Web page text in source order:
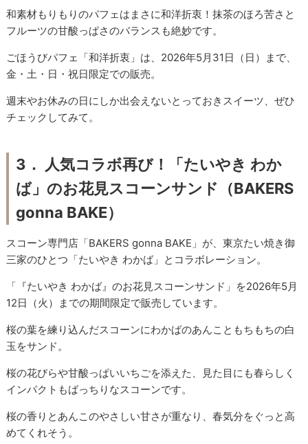
和素材もりもりのパフェはまさに和洋折衷！抹茶のほろ苦さと
フルーツの甘酸っぱさのバランスも絶妙です。
ごほうびパフェ「和洋折衷」は、2026年5月31日（日）まで、
金・土・日・祝日限定での販売。
週末やお休みの日にしか出会えないとっておきスイーツ、ぜひ
チェックしてみて。
3． 人気コラボ再び！「たいやき わか
ば」のお花見スコーンサンド（BAKERS
gonna BAKE）
スコーン専門店「BAKERS gonna BAKE」が、東京たい焼き御
三家のひとつ「たいやき わかば」とコラボレーション。
「『たいやき わかば』のお花見スコーンサンド」を2026年5月
12日（火）までの期間限定で販売しています。
桜の葉を練り込んだスコーンにわかばのあんこともちもちの白
玉をサンド。
桜の花びらや甘酸っぱいいちごを添えた、見た目にも春らしく
インパクトもばっちりなスコーンです。
桜の香りとあんこのやさしい甘さが重なり、春気分をぐっと高
めてくれそう。